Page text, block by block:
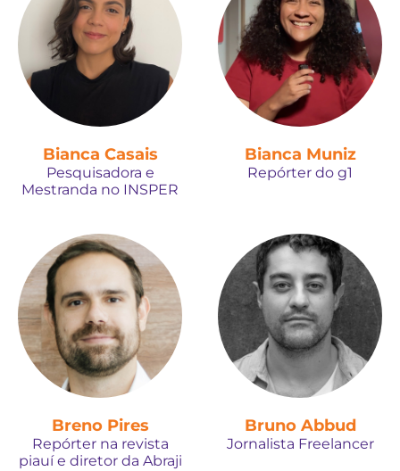
Bianca Casais
Pesquisadora e
Mestranda no INSPER
Bianca Muniz
Repórter do g1
Breno Pires
Repórter na revista
piauí e diretor da Abraji
Bruno Abbud
Jornalista Freelancer